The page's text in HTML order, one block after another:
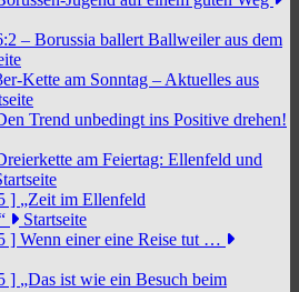
– Borussia ballert Ballweiler aus dem
Kette am Sonntag – Aktuelles aus
Trend unbedingt ins Positive drehen!
am Feiertag: Ellenfeld und
] „Zeit im Ellenfeld
Startseite
] Wenn einer eine Reise tut …
] „Das ist wie ein Besuch beim